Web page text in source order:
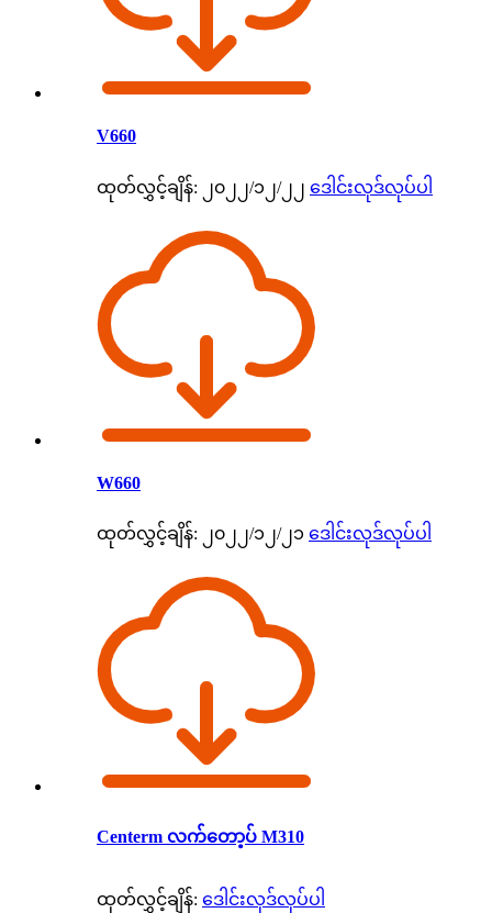
V660
ထုတ်လွှင့်ချိန်: ၂၀၂၂/၁၂/၂၂ ဒေါင်းလုဒ်လုပ်ပါ
W660
ထုတ်လွှင့်ချိန်: ၂၀၂၂/၁၂/၂၁ ဒေါင်းလုဒ်လုပ်ပါ
Centerm လက်တော့ပ် M310
ထုတ်လွှင့်ချိန်: ဒေါင်းလုဒ်လုပ်ပါ